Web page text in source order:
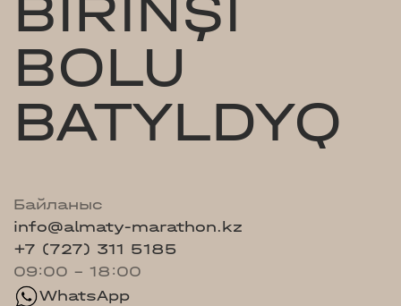
BIRINŞI
BOLU
BATYLDYQ
Байланыс
info@almaty-marathon.kz
+7 (727) 311 5185
09:00 - 18:00
WhatsApp